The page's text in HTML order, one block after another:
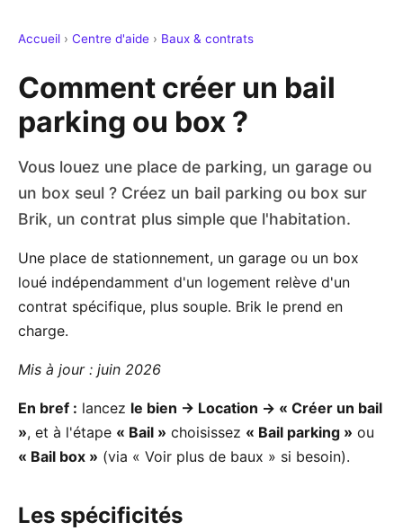
Accueil › Centre d'aide › Baux & contrats
Comment créer un bail
parking ou box ?
Vous louez une place de parking, un garage ou
un box seul ? Créez un bail parking ou box sur
Brik, un contrat plus simple que l'habitation.
Une place de stationnement, un garage ou un box
loué indépendamment d'un logement relève d'un
contrat spécifique, plus souple. Brik le prend en
charge.
Mis à jour : juin 2026
En bref : lancez le bien → Location → « Créer un bail
», et à l'étape « Bail » choisissez « Bail parking » ou
« Bail box » (via « Voir plus de baux » si besoin).
Les spécificités